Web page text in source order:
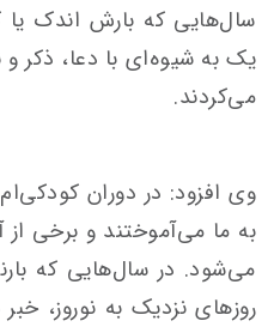
سال‌هایی که بارش اندک
یک به شیوه‌ای با دعا، ذکر
می‌کردند.
وی افزود: در دوران
به ما می‌آموختند و برخی از
می‌شود. در سال‌هایی که
روزهای نزدیک به نوروز،